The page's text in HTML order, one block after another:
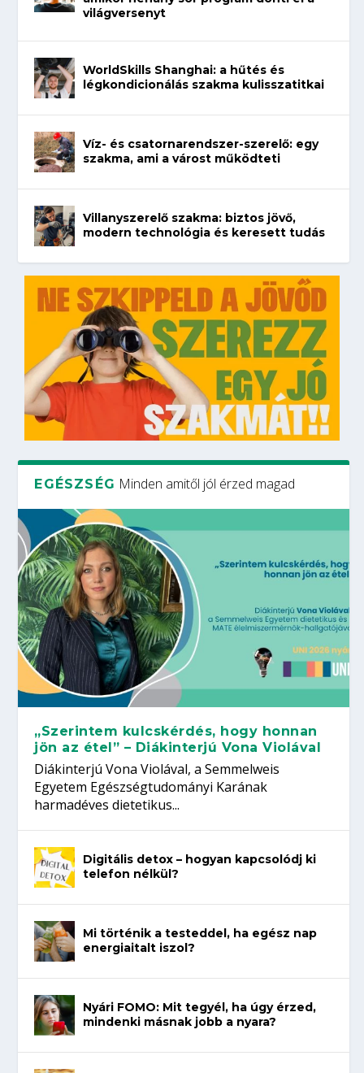
világversenyt
WorldSkills Shanghai: a hűtés és
légkondicionálás szakma kulisszatitkai
Víz- és csatornarendszer-szerelő: egy
szakma, ami a várost működteti
Villanyszerelő szakma: biztos jövő,
modern technológia és keresett tudás
EGÉSZSÉG Minden amitől jól érzed magad
„Szerintem kulcskérdés, hogy honnan
jön az étel” – Diákinterjú Vona Violával
Diákinterjú Vona Violával, a Semmelweis
Egyetem Egészségtudományi Karának
harmadéves dietetikus...
Digitális detox – hogyan kapcsolódj ki
telefon nélkül?
Mi történik a testeddel, ha egész nap
energiaitalt iszol?
Nyári FOMO: Mit tegyél, ha úgy érzed,
mindenki másnak jobb a nyara?